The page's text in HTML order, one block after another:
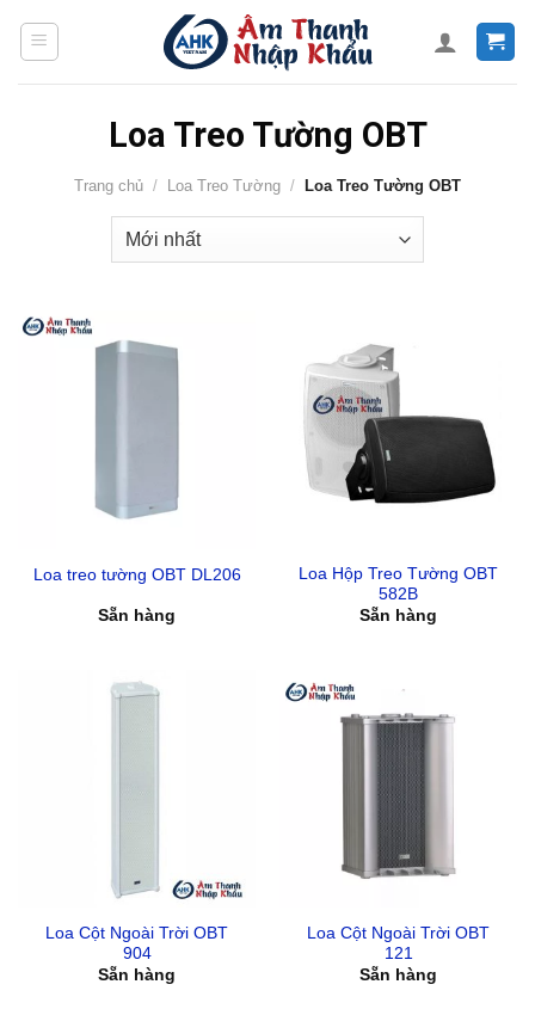
Loa Treo Tường OBT
Trang chủ / Loa Treo Tường / Loa Treo Tường OBT
Loa treo tường OBT DL206
Sẵn hàng
Loa Hộp Treo Tường OBT
582B
Sẵn hàng
Loa Cột Ngoài Trời OBT
904
Sẵn hàng
Loa Cột Ngoài Trời OBT
121
Sẵn hàng